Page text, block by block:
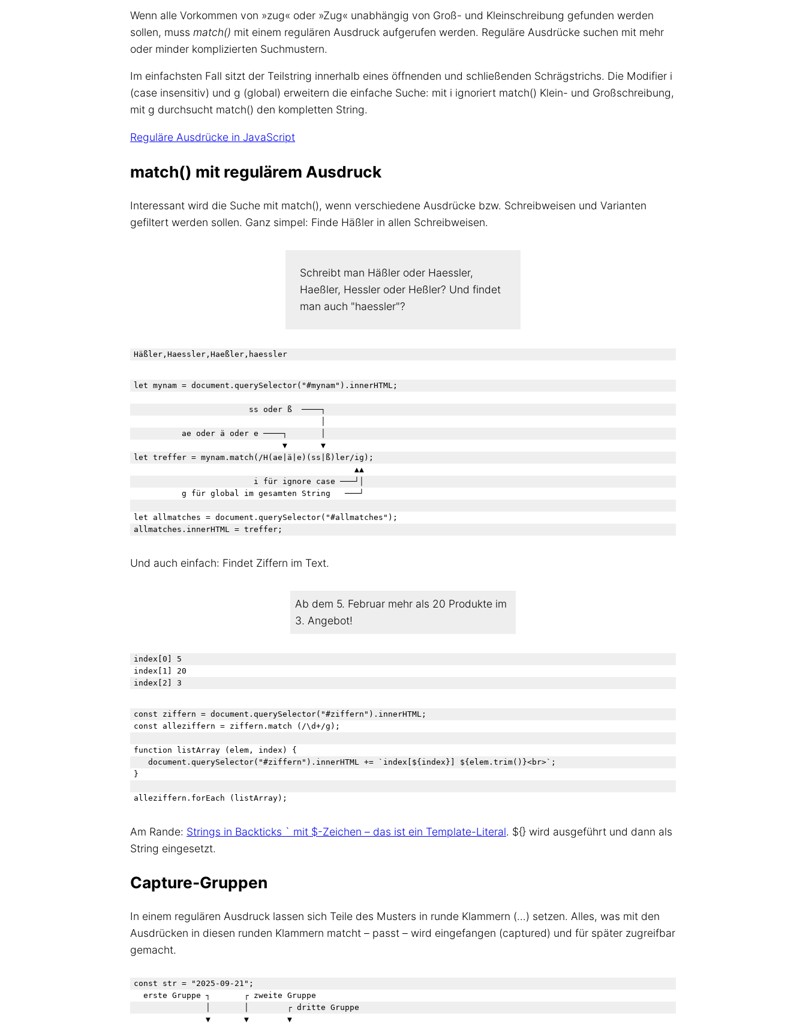
Wenn alle Vorkommen von »zug« oder »Zug« unabhängig von Groß- und Kleinschreibung gefunden werden
sollen, muss match() mit einem regulären Ausdruck aufgerufen werden. Reguläre Ausdrücke suchen mit mehr
oder minder komplizierten Suchmustern.
Im einfachsten Fall sitzt der Teilstring innerhalb eines öffnenden und schließenden Schrägstrichs. Die Modifier i
(case insensitiv) und g (global) erweitern die einfache Suche: mit i ignoriert match() Klein- und Großschreibung,
mit g durchsucht match() den kompletten String.
Reguläre Ausdrücke in JavaScript
match() mit regulärem Ausdruck
Interessant wird die Suche mit match(), wenn verschiedene Ausdrücke bzw. Schreibweisen und Varianten
gefiltert werden sollen. Ganz simpel: Finde Häßler in allen Schreibweisen.
Schreibt man Häßler oder Haessler,
Haeßler, Hessler oder Heßler? Und findet
man auch "haessler"?
Häßler,Haessler,Haeßler,haessler
let mynam = document.querySelector("#mynam").innerHTML;
                        ss oder ß  ────┐
          ae oder ä oder e ────┐       │
                               ▼       ▼
let treffer = mynam.match(/H(ae|ä|e)(ss|ß)ler/ig);
                                              ▲▲
                         i für ignore case ───┘│
          g für global im gesamten String   ───┘
let allmatches = document.querySelector("#allmatches");
Und auch einfach: Findet Ziffern im Text.
Ab dem 5. Februar mehr als 20 Produkte im
3. Angebot!
index[0] 5
index[1] 20
index[2] 3
const ziffern = document.querySelector("#ziffern").innerHTML;
const alleziffern = ziffern.match (/\d+/g);
function listArray (elem, index) {
}
Am Rande: Strings in Backticks ` mit $-Zeichen – das ist ein Template-Literal. ${} wird ausgeführt und dann als
String eingesetzt.
Capture-Gruppen
In einem regulären Ausdruck lassen sich Teile des Musters in runde Klammern (…) setzen. Alles, was mit den
Ausdrücken in diesen runden Klammern matcht – passt – wird eingefangen (captured) und für später zugreifbar
gemacht.
const str = "2025-09-21";
  erste Gruppe ┐       ┌ zweite Gruppe
               │       │        ┌ dritte Gruppe
               ▼       ▼        ▼